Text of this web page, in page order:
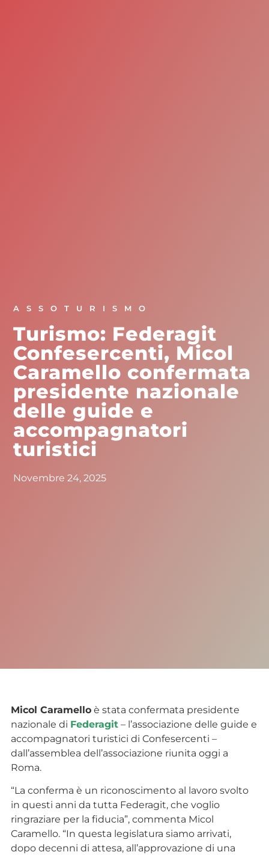
ASSOTURISMO
Turismo: Federagit
Confesercenti, Micol
Caramello confermata
presidente nazionale
delle guide e
accompagnatori
turistici
Novembre 24, 2025
Micol Caramelloè stata confermata presidente
nazionale di Federagit– l’associazione delle guide e
accompagnatori turistici di Confesercenti –
dall’assemblea dell’associazione riunita oggi a
Roma.
“La conferma è un riconoscimento al lavoro svolto
in questi anni da tutta Federagit, che voglio
ringraziare per la fiducia”, commenta Micol
Caramello. “In questa legislatura siamo arrivati,
dopo decenni di attesa, all’approvazione di una